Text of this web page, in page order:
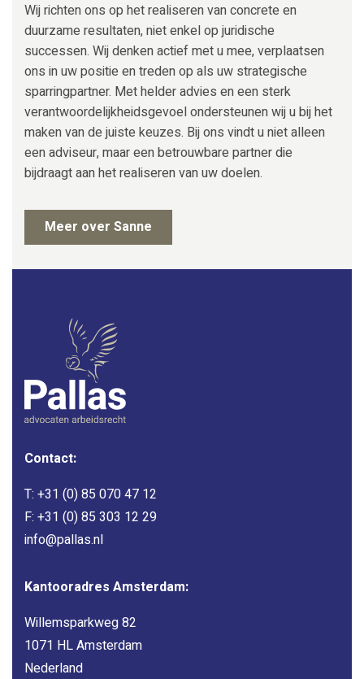
Wij richten ons op het realiseren van concrete en
duurzame resultaten, niet enkel op juridische
successen. Wij denken actief met u mee, verplaatsen
ons in uw positie en treden op als uw strategische
sparringpartner. Met helder advies en een sterk
verantwoordelijkheidsgevoel ondersteunen wij u bij het
maken van de juiste keuzes. Bij ons vindt u niet alleen
een adviseur, maar een betrouwbare partner die
bijdraagt aan het realiseren van uw doelen.
Meer over Sanne
Contact:
T: +31 (0) 85 070 47 12
F: +31 (0) 85 303 12 29
info@pallas.nl
Kantooradres Amsterdam:
Willemsparkweg 82
1071 HL Amsterdam
Nederland